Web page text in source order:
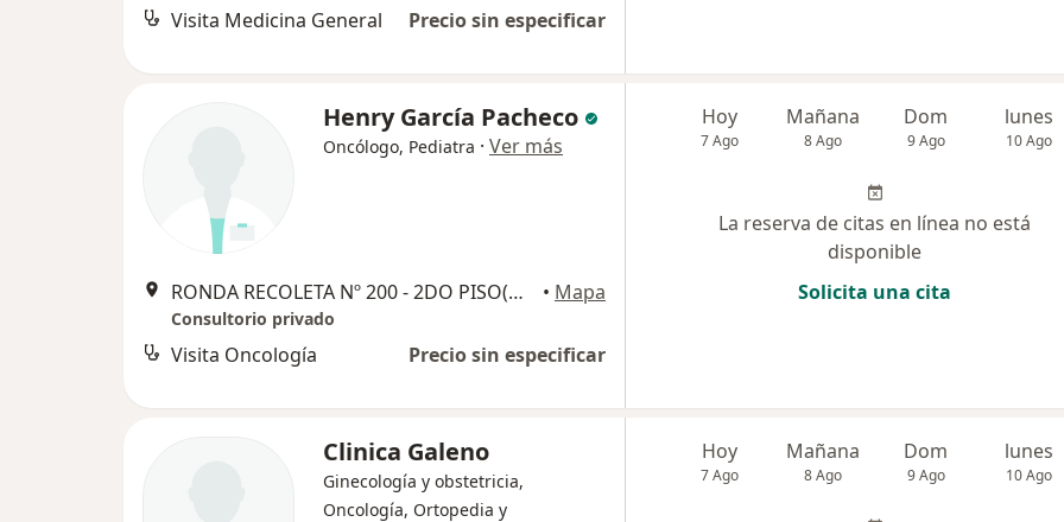
Visita Medicina General Precio sin especificar
Henry García Pacheco
Oncólogo, Pediatra · Ver más
RONDA RECOLETA Nº 200 - 2DO PISO(ONCOSUR). A media cuadra de la DREA - Recoleta, Arequipa • Mapa
Consultorio privado
Visita Oncología Precio sin especificar
Hoy
7 Ago
Mañana
8 Ago
Dom
9 Ago
lunes
10 Ago
La reserva de citas en línea no está
disponible
Solicita una cita
Clinica Galeno
Ginecología y obstetricia,
Oncología, Ortopedia y
Hoy
7 Ago
Mañana
8 Ago
Dom
9 Ago
lunes
10 Ago